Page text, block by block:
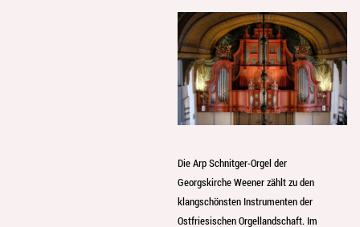
Die Arp Schnitger-Orgel der
Georgskirche Weener zählt zu den
klangschönsten Instrumenten der
Ostfriesischen Orgellandschaft. Im